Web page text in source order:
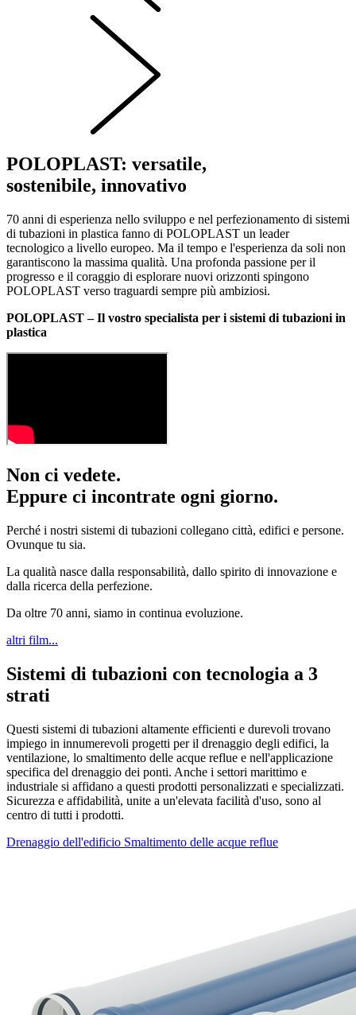
POLOPLAST: versatile,
sostenibile, innovativo
70 anni di esperienza nello sviluppo e nel perfezionamento di sistemi
di tubazioni in plastica fanno di POLOPLAST un leader
tecnologico a livello europeo. Ma il tempo e l'esperienza da soli non
garantiscono la massima qualità. Una profonda passione per il
progresso e il coraggio di esplorare nuovi orizzonti spingono
POLOPLAST verso traguardi sempre più ambiziosi.
POLOPLAST – Il vostro specialista per i sistemi di tubazioni in
plastica
Non ci vedete.
Eppure ci incontrate ogni giorno.
Perché i nostri sistemi di tubazioni collegano città, edifici e persone.
Ovunque tu sia.
La qualità nasce dalla responsabilità, dallo spirito di innovazione e
dalla ricerca della perfezione.
Da oltre 70 anni, siamo in continua evoluzione.
altri film...
Sistemi di tubazioni con tecnologia a 3
strati
Questi sistemi di tubazioni altamente efficienti e durevoli trovano
impiego in innumerevoli progetti per il drenaggio degli edifici, la
ventilazione, lo smaltimento delle acque reflue e nell'applicazione
specifica del drenaggio dei ponti. Anche i settori marittimo e
industriale si affidano a questi prodotti personalizzati e specializzati.
Sicurezza e affidabilità, unite a un'elevata facilità d'uso, sono al
centro di tutti i prodotti.
Drenaggio dell'edificio Smaltimento delle acque reflue